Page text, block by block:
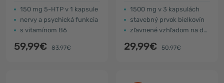
150 mg 5-HTP v 1 kapsule
nervy a psychická funkcia
s vitamínom B6
59,99€ 83,97€
1500 mg v 3 kapsulách
stavebný prvok bielkovín
zľavnené vzhľadom na dátum spotreby
29,99€ 50,97€